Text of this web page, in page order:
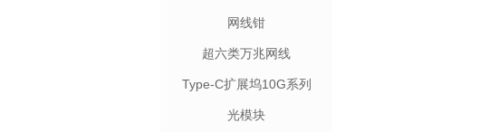
网线钳
超六类万兆网线
Type-C扩展坞10G系列
光模块